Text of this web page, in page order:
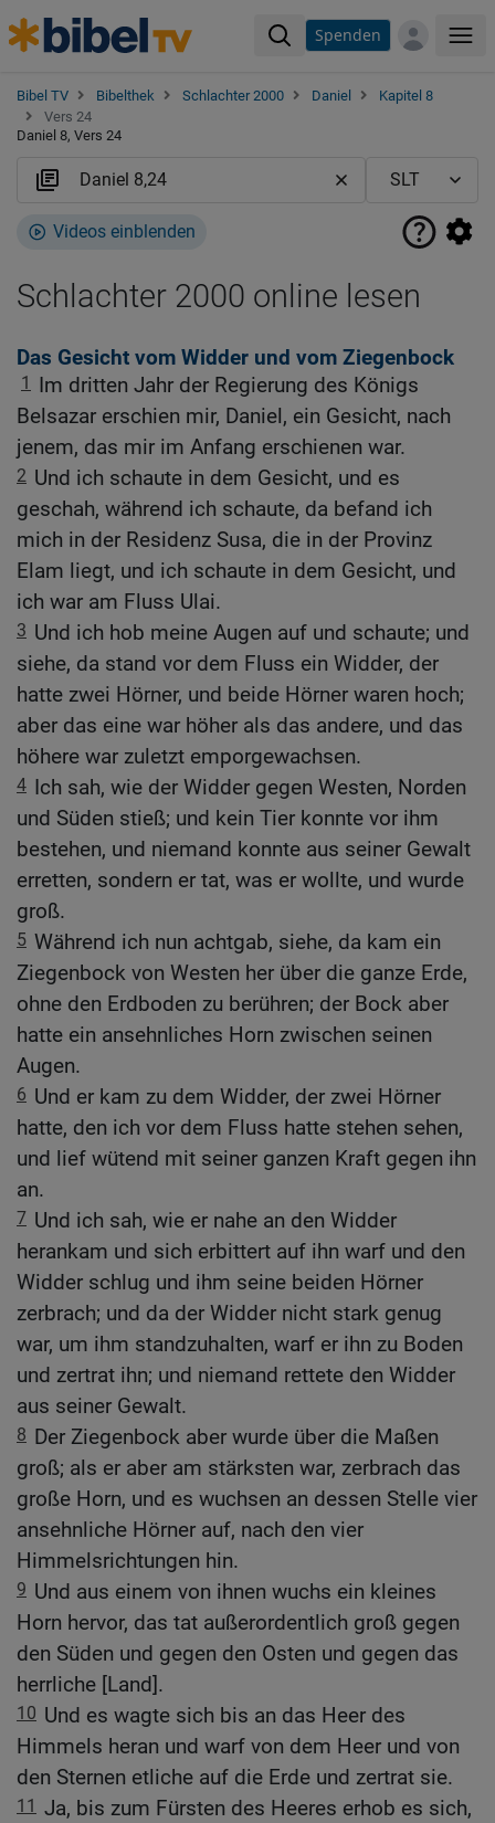
Spenden
Bibel TV Bibelthek Schlachter 2000 Daniel
Kapitel 8
Vers 24
Daniel 8, Vers 24
Videos einblenden
Schlachter 2000 online lesen
Das Gesicht vom Widder und vom Ziegenbock
1
Im dritten Jahr der Regierung des Königs
Belsazar erschien mir, Daniel, ein Gesicht, nach
jenem, das mir im Anfang erschienen war.
2 Und ich schaute in dem Gesicht, und es
geschah, während ich schaute, da befand ich
mich in der Residenz Susa, die in der Provinz
Elam liegt, und ich schaute in dem Gesicht, und
ich war am Fluss Ulai.
3 Und ich hob meine Augen auf und schaute; und
siehe, da stand vor dem Fluss ein Widder, der
hatte zwei Hörner, und beide Hörner waren hoch;
aber das eine war höher als das andere, und das
höhere war zuletzt emporgewachsen.
4 Ich sah, wie der Widder gegen Westen, Norden
und Süden stieß; und kein Tier konnte vor ihm
bestehen, und niemand konnte aus seiner Gewalt
erretten, sondern er tat, was er wollte, und wurde
groß.
5 Während ich nun achtgab, siehe, da kam ein
Ziegenbock von Westen her über die ganze Erde,
ohne den Erdboden zu berühren; der Bock aber
hatte ein ansehnliches Horn zwischen seinen
Augen.
6 Und er kam zu dem Widder, der zwei Hörner
hatte, den ich vor dem Fluss hatte stehen sehen,
und lief wütend mit seiner ganzen Kraft gegen ihn
an.
7 Und ich sah, wie er nahe an den Widder
herankam und sich erbittert auf ihn warf und den
Widder schlug und ihm seine beiden Hörner
zerbrach; und da der Widder nicht stark genug
war, um ihm standzuhalten, warf er ihn zu Boden
und zertrat ihn; und niemand rettete den Widder
aus seiner Gewalt.
8 Der Ziegenbock aber wurde über die Maßen
groß; als er aber am stärksten war, zerbrach das
große Horn, und es wuchsen an dessen Stelle vier
ansehnliche Hörner auf, nach den vier
Himmelsrichtungen hin.
9 Und aus einem von ihnen wuchs ein kleines
Horn hervor, das tat außerordentlich groß gegen
den Süden und gegen den Osten und gegen das
herrliche [Land].
10 Und es wagte sich bis an das Heer des
Himmels heran und warf von dem Heer und von
den Sternen etliche auf die Erde und zertrat sie.
11 Ja, bis zum Fürsten des Heeres erhob es sich,